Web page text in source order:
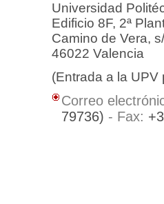
Universidad
Edificio 8F, 2ª
Camino de Vera,
46022 Valencia
(Entrada a la UPV
Correo
79736) - Fax: